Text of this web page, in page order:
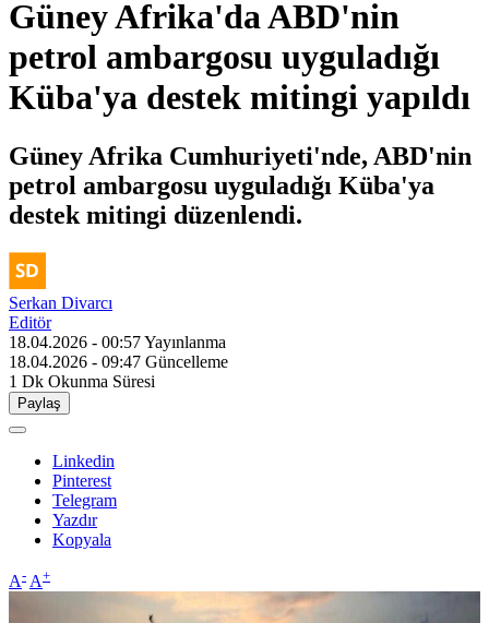
Güney Afrika'da ABD'nin
petrol ambargosu uyguladığı
Küba'ya destek mitingi yapıldı
Güney Afrika Cumhuriyeti'nde, ABD'nin
petrol ambargosu uyguladığı Küba'ya
destek mitingi düzenlendi.
Serkan Divarcı
Editör
18.04.2026 - 00:57Yayınlanma
18.04.2026 - 09:47 Güncelleme
1 Dk Okunma Süresi
Paylaş
Linkedin
Pinterest
Telegram
Yazdır
Kopyala
A- A+